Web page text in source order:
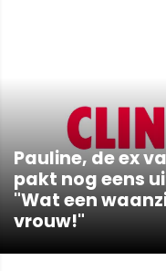
Pauline, de ex
pakt nog eens
"Wat een
vrouw!"